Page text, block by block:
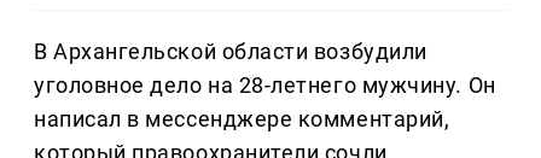
В Архангельской области возбудили
уголовное дело на 28-летнего мужчину. Он
написал в мессенджере комментарий,
который правоохранители сочли